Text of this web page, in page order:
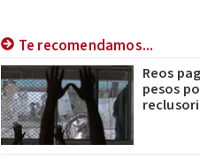
Te recomendamos...
Reos
pesos